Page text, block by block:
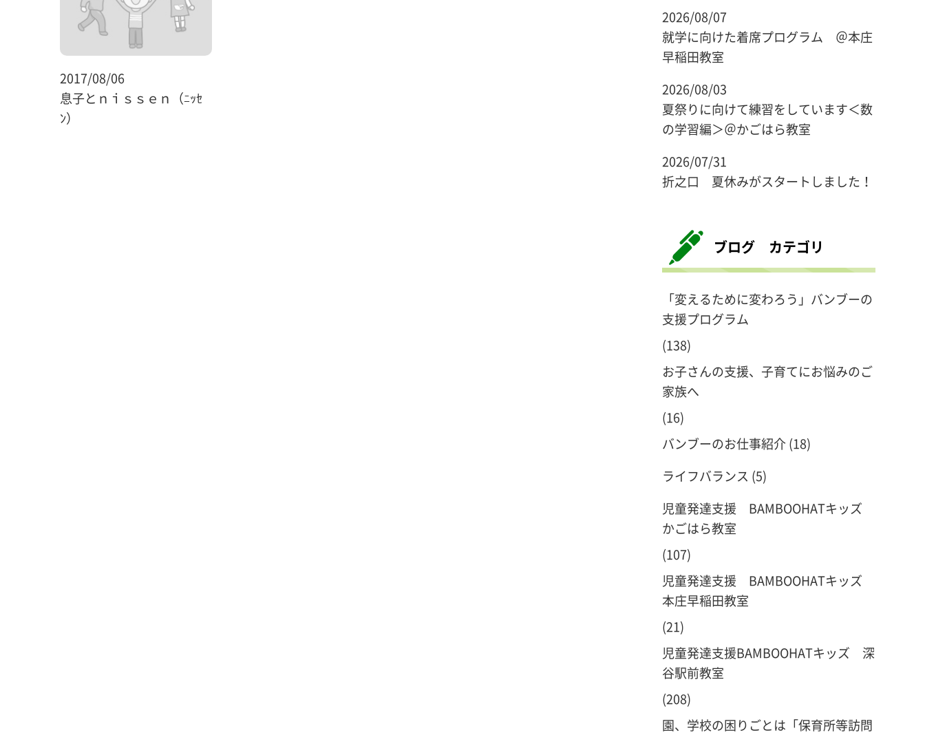
2017/08/06
息子とｎｉｓｓｅｎ（ﾆｯｾ
ﾝ）
2026/08/07
就学に向けた着席プログラム ＠本庄
早稲田教室
2026/08/03
夏祭りに向けて練習をしています＜数
の学習編＞＠かごはら教室
2026/07/31
折之口 夏休みがスタートしました！
ブログ カテゴリ
「変えるために変わろう」バンブーの
支援プログラム
(138)
お子さんの支援、子育てにお悩みのご
家族へ
(16)
バンブーのお仕事紹介(18)
ライフバランス (5)
児童発達支援 BAMBOOHATキッズ
かごはら教室
(107)
児童発達支援 BAMBOOHATキッズ
本庄早稲田教室
(21)
児童発達支援BAMBOOHATキッズ 深
谷駅前教室
(208)
園、学校の困りごとは「保育所等訪問